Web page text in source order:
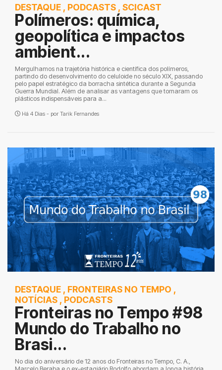
DESTAQUE , PODCASTS , SCICAST
Polímeros: química,
geopolítica e impactos
ambient...
Mergulhamos na trajetória histórica e científica dos polímeros,
partindo do desenvolvimento do celuloide no século XIX, passando
pelo papel estratégico da borracha sintética durante a Segunda
Guerra Mundial. Além de analisar as vantagens que tornaram os
plásticos indispensáveis para a...
Há 4 Dias - por Tarik Fernandes
DESTAQUE , FRONTEIRAS NO TEMPO ,
NOTÍCIAS , PODCASTS
Fronteiras no Tempo #98
Mundo do Trabalho no
Brasi...
No dia do aniversário de 12 anos do Fronteiras no Tempo, C. A.,